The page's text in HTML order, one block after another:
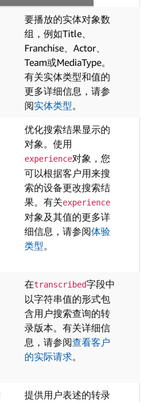
要播放的实体对象数
组，例如Title、
Franchise、Actor、
Team或MediaType。
有关实体类型和值的
更多详细信息，请参
阅实体类型。
优化搜索结果显示的
对象。使用
experience对象，您
可以根据客户用来搜
索的设备更改搜索结
果。有关experience
对象及其值的更多详
细信息，请参阅体验
类型。
在transcribed字段中
以字符串值的形式包
含用户搜索查询的转
录版本。有关详细信
息，请参阅查看客户
的实际请求。
提供用户表述的转录